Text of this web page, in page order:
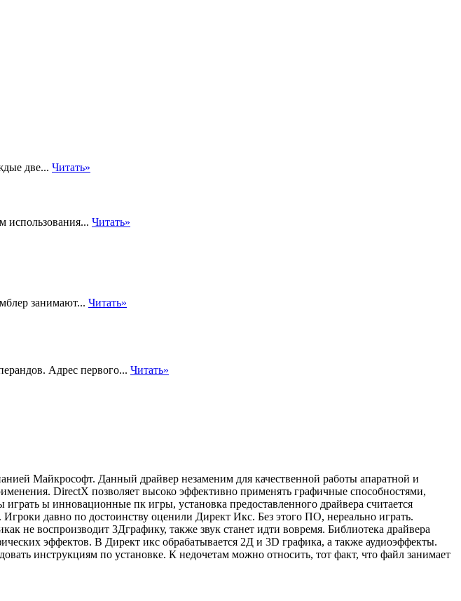
две... Читать»
использования... Читать»
занимают... Читать»
Адрес первого... Читать»
Майкрософт. Данный драйвер незаменим для качественной работы апаратной и
DirectX позволяет высоко эффективно применять графичные способностями,
ы инновационные пк игры, установка предоставленного драйвера считается
давно по достоинству оценили Директ Икс. Без этого ПО, нереально играть.
не воспроизводит 3Дграфику, также звук станет идти вовремя. Библиотека драйвера
эффектов. В Директ икс обрабатывается 2Д и 3D графика, а также аудиоэффекты.
инструкциям по установке. К недочетам можно относить, тот факт, что файл занимает